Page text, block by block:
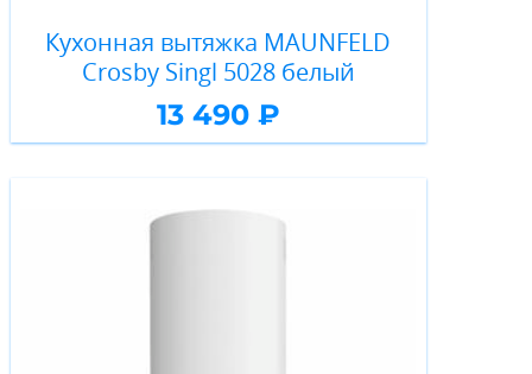
Кухонная вытяжка MAUNFELD
Crosby Singl 5028 белый
13 490 ₽